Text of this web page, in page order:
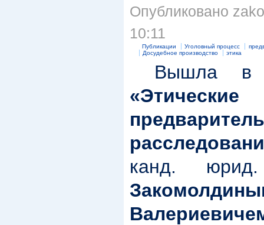
Опубликовано
10:11
Публикации Уголовный процесс
Досудебное производство
этика
Вышла в
канд.